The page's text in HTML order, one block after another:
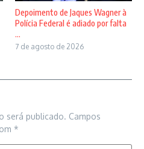
Depoimento de Jaques Wagner à
Polícia Federal é adiado por falta
...
7 de agosto de 2026
será publicado. Campos
*